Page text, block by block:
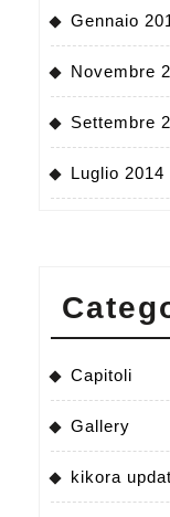
Gennaio
Novembre
Settembre
Luglio 2014
Capitoli
Gallery
kikora